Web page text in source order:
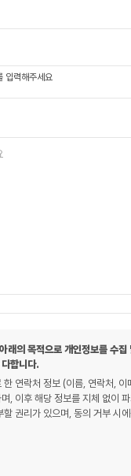
입력해주세요
래의 목적으로 개인정보를 수집
합니다.
연락처 정보 (이름, 연락처, 이
, 이후 해당 정보를 지체 없이
권리가 있으며, 동의 거부 시